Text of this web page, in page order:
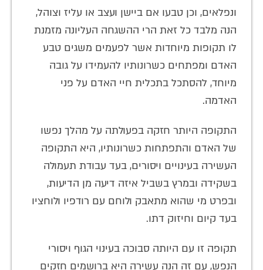
ונפלאים, וכן טבעו אם ביישן ועצב או עליז וצוהל,
הנה מלבד כל זאת הרי ההשגחה העליונה מזמנת
לו תקופות מיוחדות אשר לפעמים משגים טבע
האדם ומפתחים כשרונותיו להעמידו על גובה
מיוחד, להסתכל בתכלית חיי האדם על פני
האדמה.
התקופה היותר חזקה בפעולתה על מהלך נפשו
של האדם והתפתחות כשרונותיו, היא התקופה
העשירה בעינויים ויסורים, בעד עבודת תעמולה
בשקידה ובמרץ בשביל איזה דיעה מן הדיעות,
ובפרט מי שהוא מתאבק ולוחם עם רודפיו ולוחציו
בעד קיום וחיזוק דתו.
תקופה זו עם היותה סבוכה בעינוי הגוף ויסורי
הנפש, עם זה הנה עשירה היא ברושמים חזקים